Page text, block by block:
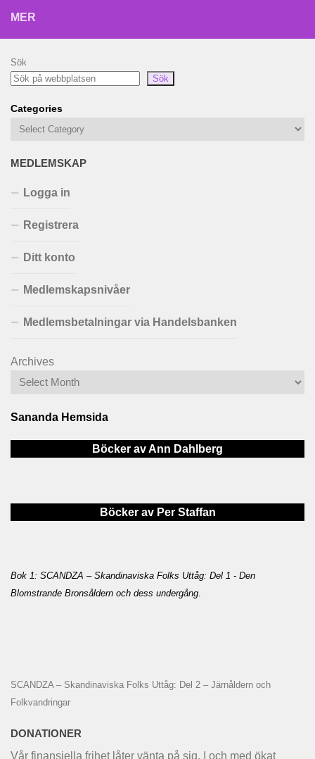
MER
Sök
Sök
Categories
MEDLEMSKAP
Logga in
Registrera
Ditt konto
Medlemskapsnivåer
Medlemsbetalningar via Handelsbanken
Archives
Sananda Hemsida
Böcker av Ann Dahlberg
Böcker av Per Staffan
Bok 1: SCANDZA – Skandinaviska Folks Uttåg: Del 1 - Den
Blomstrande Bronsåldern och dess undergång
SCANDZA – Skandinaviska Folks Uttåg: Del 2 – Järnåldern och
Folkvandringar
DONATIONER
Vår finansiella frihet låter vänta på sig. I och med ökat